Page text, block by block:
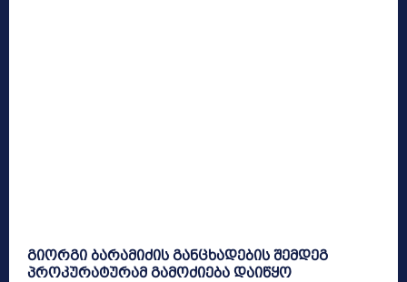
გიორგი ბარამიძის განცხადების შემდეგ
პროკურატურამ გამოძიება დაიწყო